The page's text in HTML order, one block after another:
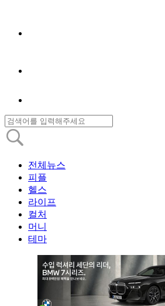
전체뉴스
피플
헬스
라이프
컬처
머니
테마